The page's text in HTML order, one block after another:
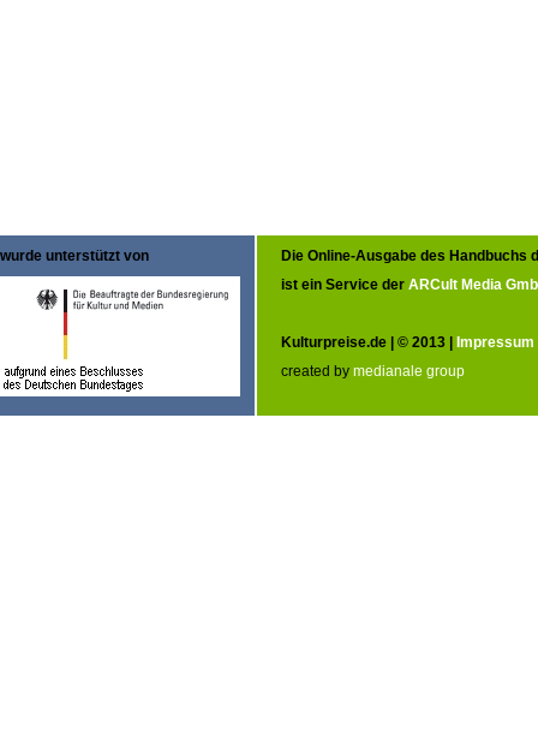
wurde unterstützt von
Die Online-Ausgabe des Handbuchs
ist ein Service der ARCult Media
Kulturpreise.de | © 2013 | Impressum
created by medianale group